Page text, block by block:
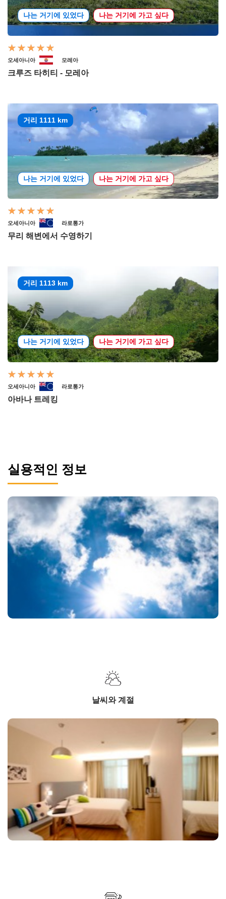
나는 거기에 있었다 나는 거기에 가고 싶다
오세아니아 모레아
크루즈 타히티 - 모레아
거리 1111 km
나는 거기에 있었다 나는 거기에 가고 싶다
오세아니아 라로통가
무리 해변에서 수영하기
거리 1113 km
나는 거기에 있었다 나는 거기에 가고 싶다
오세아니아 라로통가
아바나 트레킹
실용적인 정보
날씨와 계절